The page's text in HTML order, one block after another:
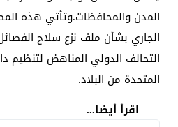
المدن والمحافظات.وتأتي هذه
الجاري بشأن ملف نزع سلاح
التحالف الدولي المناهض لتنظيم
المتحدة من البلاد.
اقرأ أيضا...